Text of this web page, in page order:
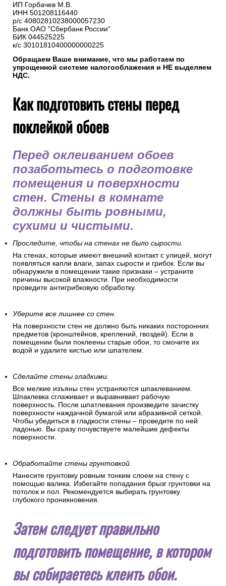
ИП Горбачев М.В.
ИНН 501208116440
р/с 40802810238000057230
Банк ОАО "Сбербанк России"
БИК 044525225
к/с 30101810400000000225
Обращаем Ваше внимание, что мы работаем по
упрощенной системе налогооблажения и НЕ выделяем
НДС.
Как подготовить стены перед
поклейкой обоев
Перед оклеиванием обоев
позаботьтесь о подготовке
помещения и поверхности
стен. Стены в комнате
должны быть ровными,
сухими и чистыми.
Проследите, чтобы на стенах не было сырости.
На стенах, которые имеют внешний контакт с улицей, могут
появляться капли влаги, запах сырости и грибок. Если вы
обнаружили в помещении такие признаки – устраните
причины высокой влажности. При необходимости
проведите антигрибковую обработку.
Уберите все лишнее со стен.
На поверхности стен не должно быть никаких посторонних
предметов (кронштейнов, креплений, гвоздей). Если в
помещении были поклеены старые обои, то смочите их
водой и удалите кистью или шпателем.
Сделайте стены гладкими.
Все мелкие изъяны стен устраняются шпаклеванием.
Шпаклевка сглаживает и выравнивает рабочую
поверхность. После шпатлевания произведите зачистку
поверхности наждачной бумагой или абразивной сеткой.
Чтобы убедиться в гладкости стены – проведите по ней
ладонью. Вы сразу почувствуете малейшие дефекты
поверхности.
Обработайте стены грунтовкой.
Нанесите грунтовку ровным тонким слоем на стену с
помощью валика. Избегайте попадания брызг грунтовки на
потолок и пол. Рекомендуется выбирать грунтовку
глубокого проникновения.
Затем следует правильно
подготовить помещение, в котором
вы собираетесь клеить обои.